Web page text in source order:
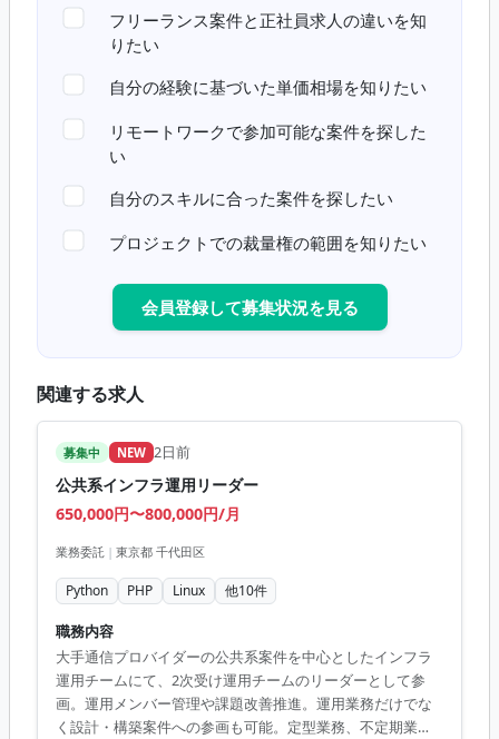
フリーランス案件と正社員求人の違いを知
りたい
自分の経験に基づいた単価相場を知りたい
リモートワークで参加可能な案件を探した
い
自分のスキルに合った案件を探したい
プロジェクトでの裁量権の範囲を知りたい
会員登録して募集状況を見る
関連する求人
募集中 NEW 2日前
公共系インフラ運用リーダー
650,000円〜800,000円/月
業務委託 | 東京都 千代田区
Python PHP Linux 他10件
職務内容
大手通信プロバイダーの公共系案件を中心としたインフラ
運用チームにて、2次受け運用チームのリーダーとして参
画。運用メンバー管理や課題改善推進。運用業務だけでな
く設計・構築案件への参画も可能。定型業務、不定期業